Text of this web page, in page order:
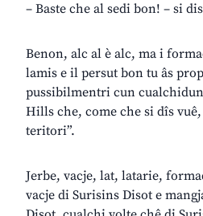
– Baste che al sedi bon! – si
Benon, alc al è alc, ma i
lamis e il persut bon tu âs
pussibilmentri cun
Hills che, come che si dîs
teritori”.
Jerbe, vacje, lat, latarie,
vacje di Surisins Disot e